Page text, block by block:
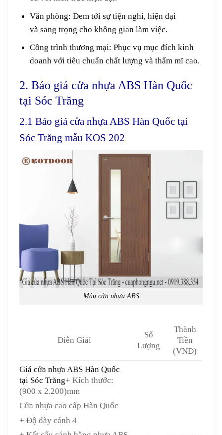
Văn phòng: Đem tới sự tiện nghi, hiện đại
và sang trọng cho không gian làm việc.
Công trình thương mại: Phục vụ mục đích kinh
doanhvới tiêu chuẩn chất lượng và thẩm mĩcao.
2. Báo giá cửa nhựa ABS Hàn Quốc
tại Sóc Trăng
2.1 Báo giá cửa nhựa ABS Hàn Quốc tại
Sóc Trăng mẫu KOS 202
Mẫu cửa nhựa ABS
Diễn Giải
Số
Lượng
Thành
Tiền
(VNĐ)
Giá cửa nhựa ABS Hàn Quốc
tại Sóc Trăng+ Kích thước:
(900 x 2.200)mm
Cửa nhựa cao cấp Hàn Quốc
+ Độ dày cánh 4